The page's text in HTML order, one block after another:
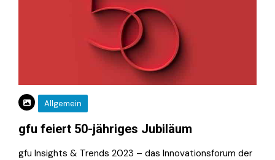
Allgemein
gfu feiert 50-jähriges Jubiläum
gfu Insights & Trends 2023 – das Innovationsforum der